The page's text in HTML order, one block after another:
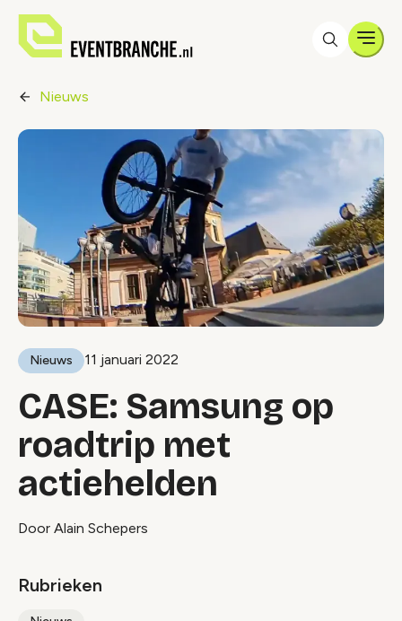
Nieuws
Nieuws 11 januari 2022
CASE: Samsung op
roadtrip met
actiehelden
Door Alain Schepers
Rubrieken